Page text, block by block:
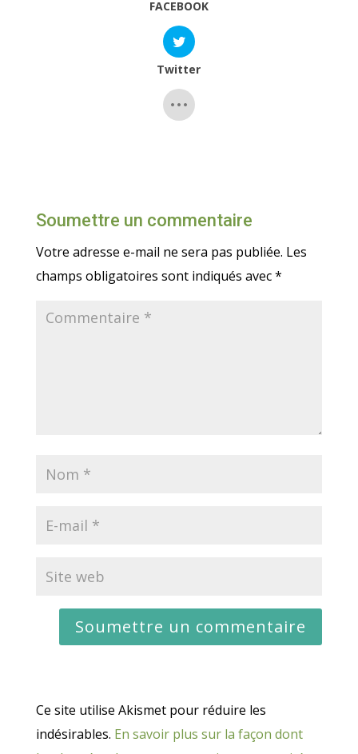
FACEBOOK
Twitter
Soumettre un commentaire
Votre adresse e-mail ne sera pas publiée. Les
champs obligatoires sont indiqués avec*
Ce site utilise Akismet pour réduire les
indésirables. En savoir plus sur la façon dont